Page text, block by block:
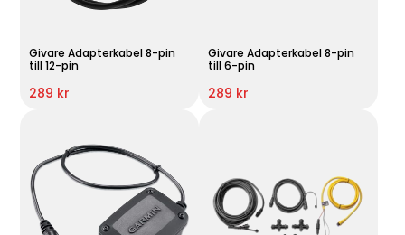
Givare Adapterkabel 8-pin
till 12-pin
289 kr
Givare Adapterkabel 8-pin
till 6-pin
289 kr